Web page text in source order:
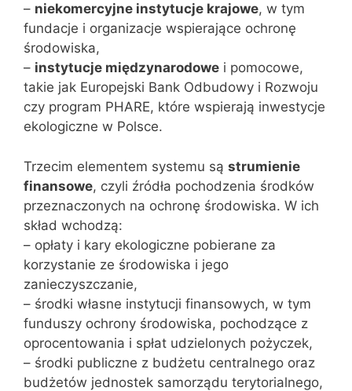
– niekomercyjne instytucje krajowe, w tym
fundacje i organizacje wspierające ochronę
środowiska,
– instytucje międzynarodowe i pomocowe,
takie jak Europejski Bank Odbudowy i Rozwoju
czy program PHARE, które wspierają inwestycje
ekologiczne w Polsce.
Trzecim elementem systemu są strumienie
finansowe, czyli źródła pochodzenia środków
przeznaczonych na ochronę środowiska. W ich
skład wchodzą:
– opłaty i kary ekologiczne pobierane za
korzystanie ze środowiska i jego
zanieczyszczanie,
– środki własne instytucji finansowych, w tym
funduszy ochrony środowiska, pochodzące z
oprocentowania i spłat udzielonych pożyczek,
– środki publiczne z budżetu centralnego oraz
budżetów jednostek samorządu terytorialnego,